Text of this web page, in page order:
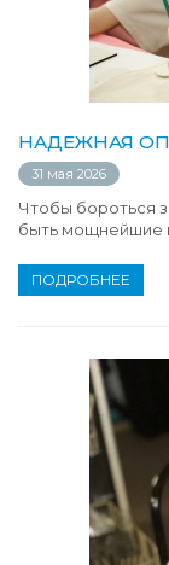
НАДЕЖНАЯ
31 мая 2026
Чтобы бороться
быть мощнейшие
ПОДРОБНЕЕ